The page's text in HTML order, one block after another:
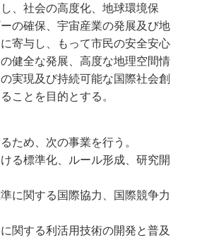
、社会の高度化、地球環境保
の確保、宇宙産業の発展及び地
寄与し、もって市民の安全安心
健全な発展、高度な地理空間情
実現及び持続可能な国際社会創
ことを目的とする。
ため、次の事業を行う。
る標準化、ルール形成、研究開
に関する国際協力、国際競争力
関する利活用技術の開発と普及